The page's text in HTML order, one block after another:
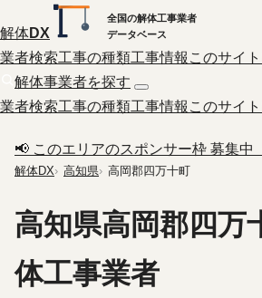
解体DX
全国の解体工事業者
データベース
業者検索工事の種類工事情報 このサイ
解体事業者を探す
業者検索工事の種類工事情報 このサイ
📢 このエリアのスポンサー枠 募集中
解体DX 高知県 高岡郡四万十町
高知県高岡郡四万
体工事業者